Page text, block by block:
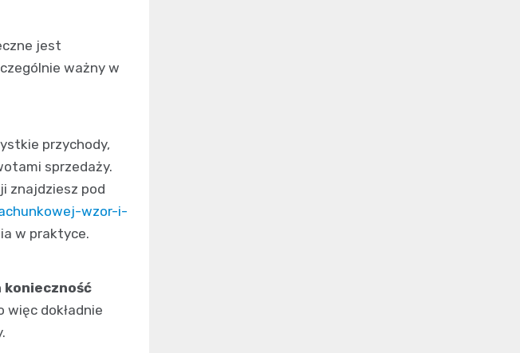
jest
ważny w
przychody,
sprzedaży.
znajdziesz pod
wzor-i-
w praktyce.
więc dokładnie